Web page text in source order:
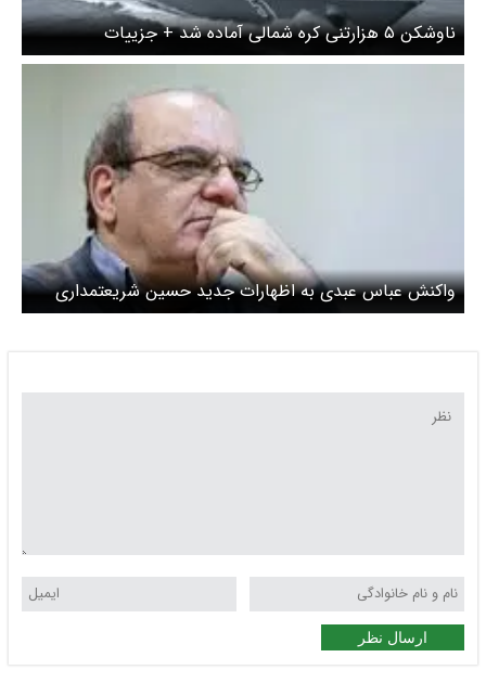
ناوشکن ۵ هزارتنی کره شمالی آماده شد + جزییات
واکنش عباس عبدی به اظهارات جدید حسین شریعتمداری
درباره تنگه هرمز / تندروها اگر واقعیت را بگویند کسی اطراف
ارسال نظر